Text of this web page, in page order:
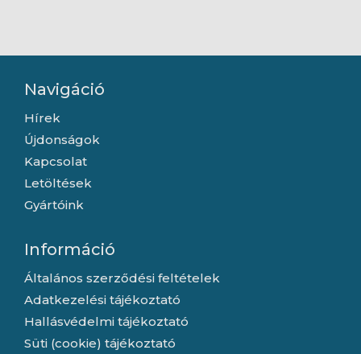
Navigáció
Hírek
Újdonságok
Kapcsolat
Letöltések
Gyártóink
Információ
Általános szerződési feltételek
Adatkezelési tájékoztató
Hallásvédelmi tájékoztató
Süti (cookie) tájékoztató